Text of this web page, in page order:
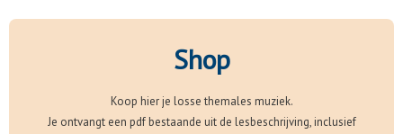
Shop
Koop hier je losse themales muziek.
Je ontvangt een pdf bestaande uit de lesbeschrijving, inclusief